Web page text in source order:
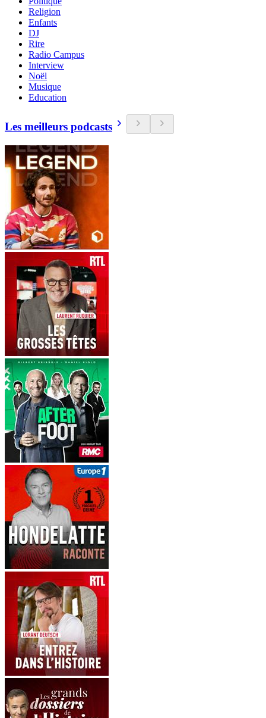
Religion
Enfants
DJ
Rire
Radio Campus
Interview
Noël
Musique
Education
Les meilleurs podcasts